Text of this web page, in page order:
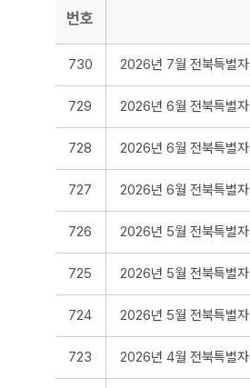
번호
730 2026년 7월 전북특별
729 2026년 6월 전북특별
728 2026년 6월 전북특별
727 2026년 6월 전북특별
726 2026년 5월 전북특별
725 2026년 5월 전북특별
724 2026년 5월 전북특별
723 2026년 4월 전북특별